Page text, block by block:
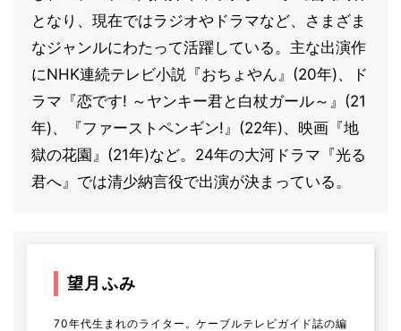
となり、現在ではラジオやドラマなど、さまざま
なジャンルにわたって活躍している。主な出演作
にNHK連続テレビ小説『おちょやん』(20年)、ド
ラマ『恋です! ～ヤンキー君と白杖ガール～』(21
年)、『ファーストペンギン!』(22年)、映画『地
獄の花園』(21年)など。24年の大河ドラマ『光る
君へ』では清少納言役で出演が決まっている。
望月ふみ
70年代生まれのライター。ケーブルテレビガイド誌の編